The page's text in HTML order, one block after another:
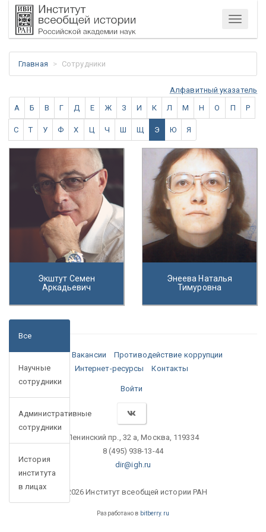
Меню
Главная Сотрудники
Алфавитный указатель
А
Б В Г Д Е Ж З И К Л М Н О П Р
С Т У Ф Х Ц Ч Ш Щ Э Ю Я
Экштут Семен
Аркадьевич
Энеева Наталья
Тимуровна
Все
Научные
сотрудники
Административные
сотрудники
История
института
в лицах
Медиа Вакансии
Противодействие коррупции
Интернет-ресурсы
Контакты
Войти
Ленинский пр., 32 а, Москва, 119334
8 (495) 938-13-44
dir@igh.ru
© 2026 Институт всеобщей истории РАН
Разработано в bitberry.ru